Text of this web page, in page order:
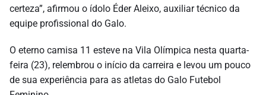
certeza”, afirmou o ídolo Éder Aleixo, auxiliar técnico da
equipe profissional do Galo.
O eterno camisa 11 esteve na Vila Olímpica nesta quarta-
feira (23), relembrou o início da carreira e levou um pouco
de sua experiência para as atletas do Galo Futebol